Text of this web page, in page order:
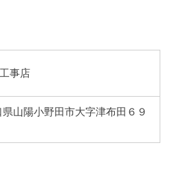
事店
県山陽小野田市大字津布田６９